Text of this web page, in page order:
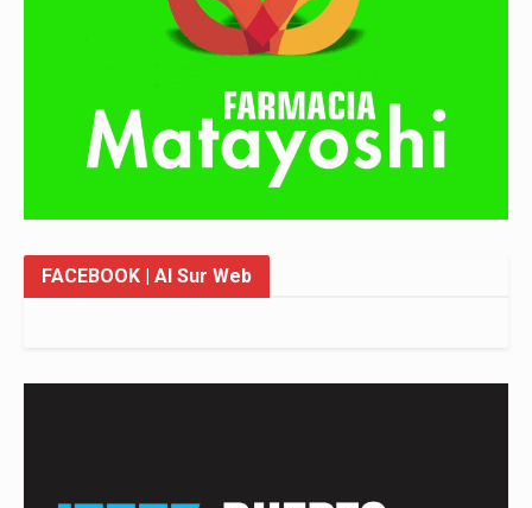
FACEBOOK | Al Sur Web